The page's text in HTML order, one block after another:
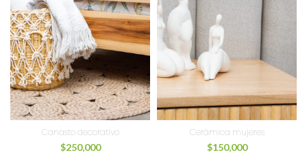
Canasto decorativo
$250,000
Cerámica mujeres
$150,000